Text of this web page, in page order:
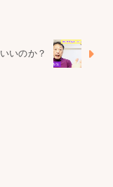
いのか？